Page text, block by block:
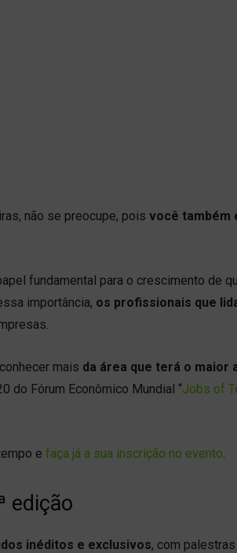
não se preocupe, pois você também
fundamental para o crescimento de
importância, os profissionais que
mais da área que terá o maior
do Fórum Econômico Mundial “Jobs of
e faça já a sua inscrição no evento
edição
inéditos e exclusivos, com